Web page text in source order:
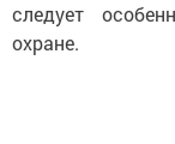
следует
охране.